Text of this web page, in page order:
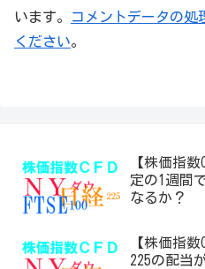
います。
コメントデータの処
ください。
【株価指
定の1週間
なるか？
【株価指
225の配当